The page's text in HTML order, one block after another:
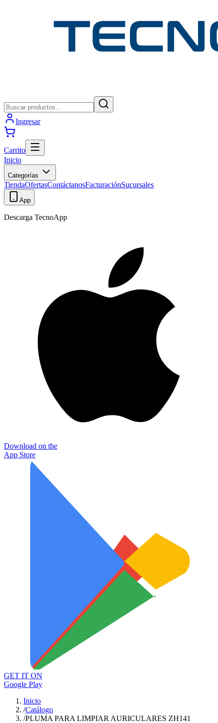
Ingresar
Carrito
Inicio
Categorías
TiendaOfertasContáctanosFacturaciónSucursales
App
Descarga TecnoApp
Download on the
App Store
GET IT ON
Google Play
Inicio
/Catálogo
/PLUMA PARA LIMPIAR AURICULARES ZH141